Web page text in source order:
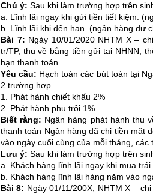
Chú ý: Sau khi làm trường hợp trên
a. Lĩnh lãi ngay khi gửi tiền tiết kiệm.
b. Lĩnh lãi khi đến hạn. (ngân hàng dự
Bài 7: Ngày 10/01/2020 NHTM X –
tr/TP, thu về bằng tiền gửi tại NHNN,
hạn thanh toán.
Yêu cầu: Hạch toán các bút toán tại
2 trường hợp.
1. Phát hành chiết khấu 2%
2. Phát hành phụ trội 1%
Biết rằng: Ngân hàng phát hành thu
thanh toán Ngân hàng đã chi tiền mặt
vào ngày cuối cùng của mỗi tháng, các
Lưu ý: Sau khi làm trường hợp trên
a. Khách hàng lĩnh lãi ngay khi mua trái
b. Khách hàng lĩnh lãi hàng năm vào
Bài 8: Ngày 01/11/200X, NHTM X –